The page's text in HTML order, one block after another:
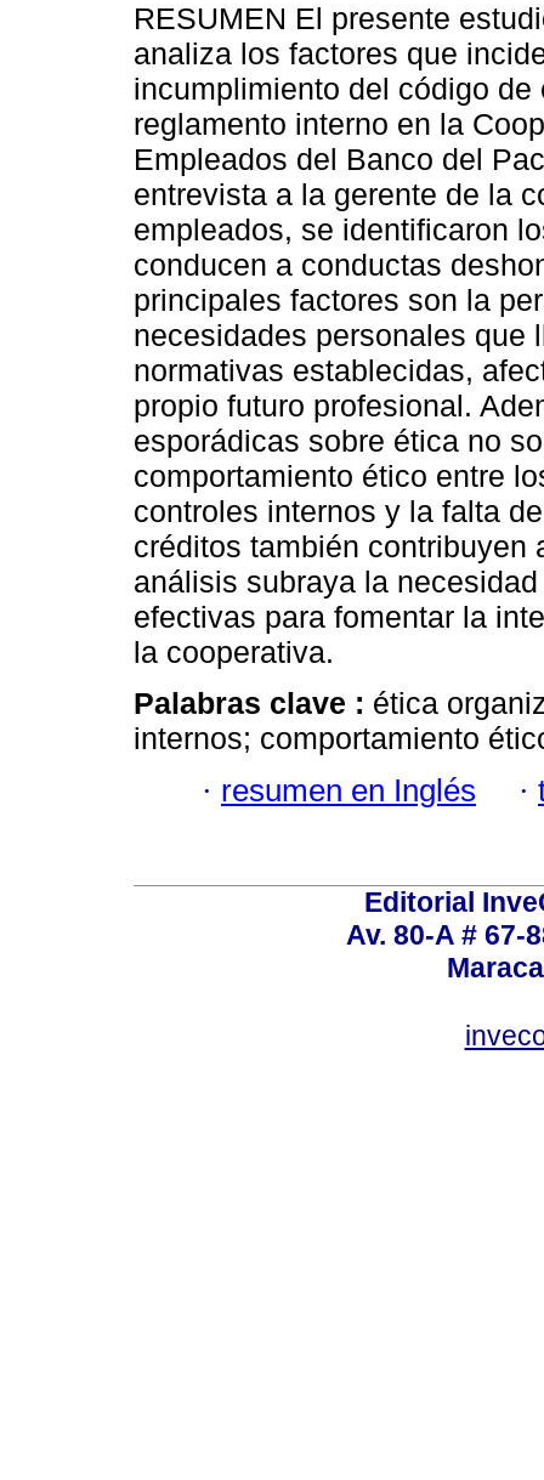
RESUMEN El presente
analiza los factores que
incumplimiento del código de
reglamento interno en la
Empleados del Banco del
entrevista a la gerente de la
empleados, se identificaron
conducen a conductas
principales factores son la
necesidades personales que
normativas establecidas,
propio futuro profesional.
esporádicas sobre ética no
comportamiento ético entre
controles internos y la falta
créditos también contribuyen
análisis subraya la
efectivas para fomentar la
la cooperativa.
Palabras clave : ética
internos; comportamiento
· resumen en Inglés ·
Editorial
Av. 80-A # 67-